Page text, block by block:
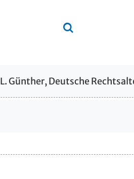
L. Günther, Deutsche